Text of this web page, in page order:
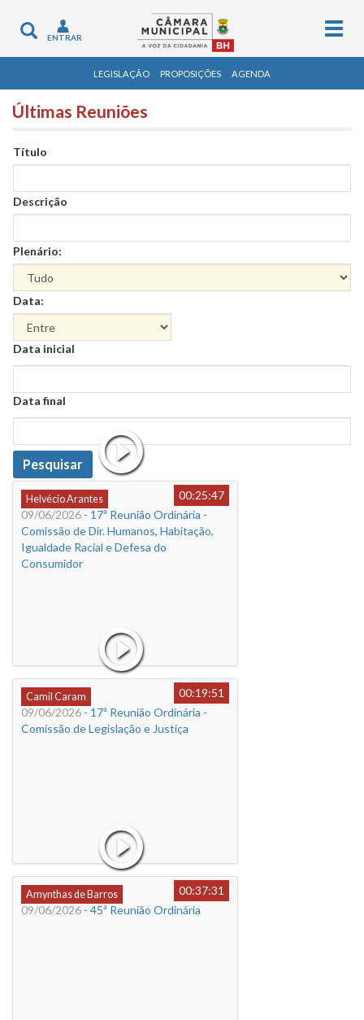
Toggle
navigation
ENTRAR
LEGISLAÇÃO PROPOSIÇÕES AGENDA
Últimas Reuniões
Título
Descrição
Plenário:
Data:
Data
Data inicial
Data
Data final
Data
Pesquisar
Helvécio Arantes
00:25:47
09/06/2026 - 17ª Reunião Ordinária -
Comissão de Dir. Humanos, Habitação,
Igualdade Racial e Defesa do
Consumidor
Camil Caram
00:19:51
09/06/2026 - 17ª Reunião Ordinária -
Comissão de Legislação e Justiça
Amynthas de Barros
00:37:31
09/06/2026 - 45ª Reunião Ordinária